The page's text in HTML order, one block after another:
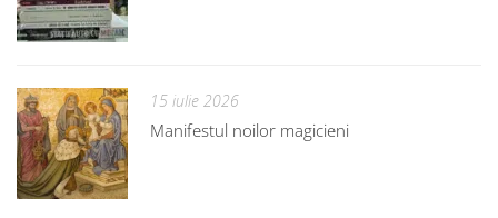
15 iulie 2026
Manifestul noilor magicieni